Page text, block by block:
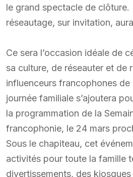
le grand spectacle de clôture.
réseautage, sur invitation,
Ce sera l’occasion idéale de
sa culture, de réseauter et de
influenceurs francophones de
journée familiale s’ajoutera
la programmation de la
francophonie, le 24 mars
Sous le chapiteau, cet
activités pour toute la famille
divertissements, des